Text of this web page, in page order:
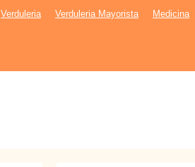
Verduleria Verduleria Mayorista Medicina